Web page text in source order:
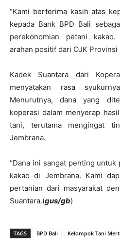
“Kami berterima kasih atas
kepada Bank BPD Bali
perekonomian petani
arahan positif dari OJK Provinsi
Kadek Suantara dari
menyatakan rasa
Menurutnya, dana yang
koperasi dalam menyerap
tani, terutama mengingat
Jembrana.
“Dana ini sangat penting untuk
kakao di Jembrana. Kami
pertanian dari masyarakat
Suantara.(gus/gb)
TAGS BPD Bali Kelompok Tani